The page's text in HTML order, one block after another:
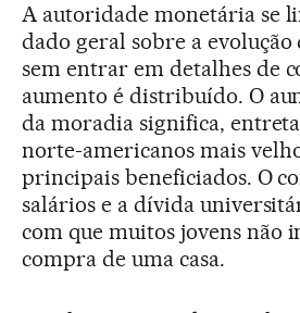
A autoridade monetária se
dado geral sobre a
sem entrar em detalhes de
aumento é distribuído. O
da moradia significa,
norte-americanos mais
principais beneficiados. O
salários e a dívida
com que muitos jovens não
compra de uma casa.